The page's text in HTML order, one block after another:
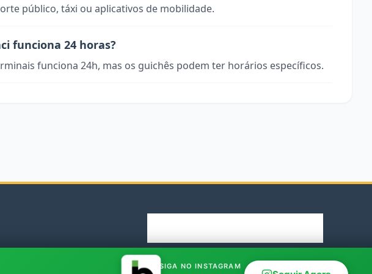
público, táxi ou aplicativos de mobilidade.
funciona 24 horas?
funciona 24h, mas os guichês podem ter horários específicos.
© 2026 Rodoviaria.de. Parceiro oficial Bus.com.br
SIGA NO INSTAGRAM